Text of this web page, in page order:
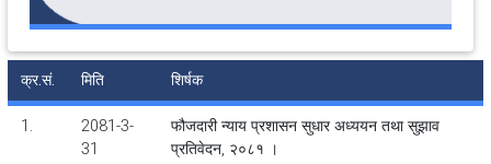
क्र.सं. मिति शिर्षक
1.
2081-3-
31
फौजदारी न्याय प्रशासन सुधार अध्ययन तथा सुझाव
प्रतिवेदन, २०८१ ।